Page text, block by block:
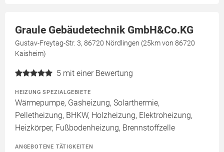
Graule Gebäudetechnik GmbH&Co.KG
Gustav-Freytag-Str. 3, 86720 Nördlingen (25km von 86720
Kaisheim)
5 mit einer Bewertung
HEIZUNG SPEZIALGEBIETE
Wärmepumpe, Gasheizung, Solarthermie,
Pelletheizung, BHKW, Holzheizung, Elektroheizung,
Heizkörper, Fußbodenheizung, Brennstoffzelle
ANGEBOTENE TÄTIGKEITEN